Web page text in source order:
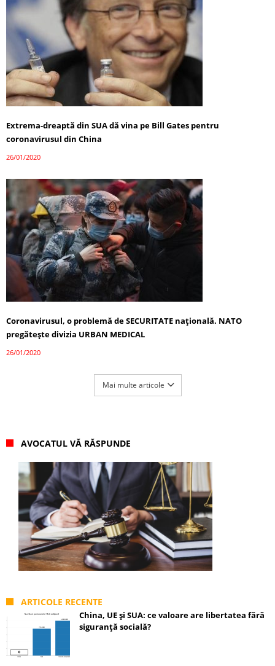
Extrema-dreaptă din SUA dă vina pe Bill Gates pentru
coronavirusul din China
26/01/2020
Coronavirusul, o problemă de SECURITATE națională. NATO
pregătește divizia URBAN MEDICAL
26/01/2020
Mai multe articole
AVOCATUL VĂ RĂSPUNDE
ARTICOLE RECENTE
China, UE și SUA: ce valoare are libertatea fără
siguranță socială?